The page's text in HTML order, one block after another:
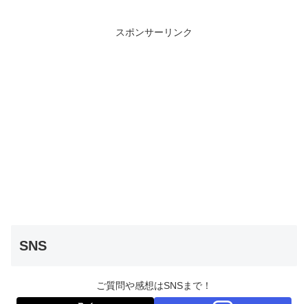
スポンサーリンク
SNS
ご質問や感想はSNSまで！